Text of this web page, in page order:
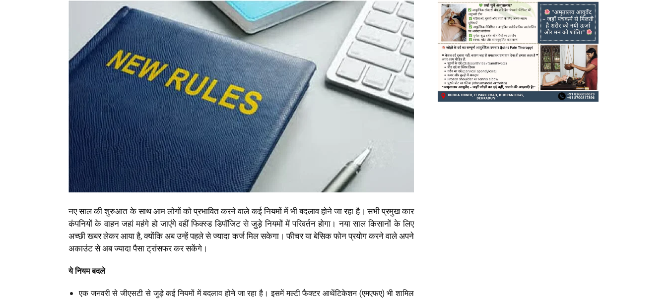
News
LIVE
नए साल की शुरुआत के साथ आम लोगों को प्रभावित करने वाले कई नियमों में भी बदलाव होने जा रहा है। सभी प्रमुख कार
कंपनियों के वाहन जहां महंगे हो जाएंगे वहीं फिक्स्ड डिपॉजिट से जुड़े नियमों में परिवर्तन होगा। नया साल किसानों के लिए
अच्छी खबर लेकर आया है, क्योंकि अब उन्हें पहले से ज्यादा कर्ज मिल सकेगा। फीचर या बेसिक फोन प्रयोग करने वाले अपने
अकाउंट से अब ज्यादा पैसा ट्रांसफर कर सकेंगे।
ये नियम बदले
एक जनवरी से जीएसटी से जुड़े कई नियमों में बदलाव होने जा रहा है। इसमें मल्टी फैक्टर आथेंटिकेशन (एमएफए) भी शामिल